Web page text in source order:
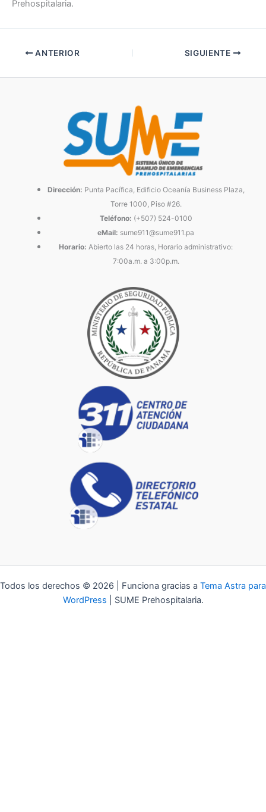
Prehospitalaria.
ANTERIOR SIGUIENTE
Dirección: Punta Pacífica, Edificio Oceanía Business Plaza,
Torre 1000, Piso #26.
Teléfono: (+507) 524-0100
eMail: sume911@sume911.pa
Horario: Abierto las 24 horas, Horario administrativo:
7:00a.m. a 3:00p.m.
Todos los derechos © 2026 | Funciona gracias a Tema Astra para
WordPress | SUME Prehospitalaria.